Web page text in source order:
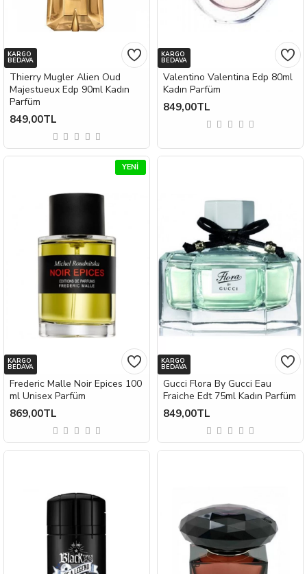
KARGO
BEDAVA
Thierry Mugler Alien Oud
Majestueux Edp 90ml Kadın
Parfüm
849,00TL
KARGO
BEDAVA
Valentino Valentina Edp 80ml
Kadın Parfüm
849,00TL
YENI
KARGO
BEDAVA
Frederic Malle Noir Epices 100
ml Unisex Parfüm
869,00TL
KARGO
BEDAVA
Gucci Flora By Gucci Eau
Fraiche Edt 75ml Kadın Parfüm
849,00TL